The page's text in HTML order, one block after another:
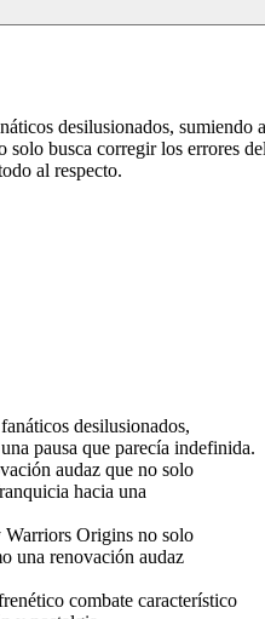
desilusionados,
busca corregir los errores
al respecto.
desilusionados,
pausa que parecía indefinida.
audaz que no solo
hacia una
Warriors Origins no solo
una renovación audaz
combate característico